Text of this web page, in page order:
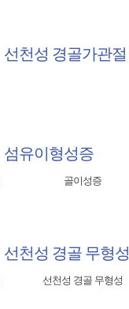
선천성 경골가관절
섬유이형성증
선천성 경골 무형성